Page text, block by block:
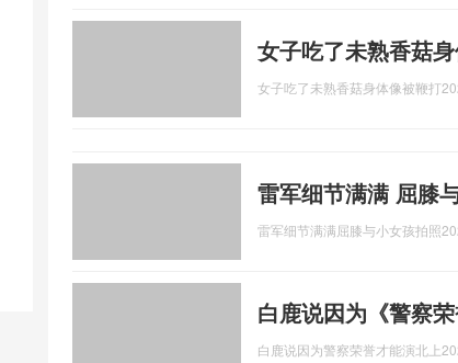
女子吃了未熟香菇
女子吃了未熟香菇身体像被鞭打
雷军细节满满 屈膝
雷军细节满满屈膝与小女孩拍照
白鹿说因为《警察
白鹿说因为警察荣誉才能演北上